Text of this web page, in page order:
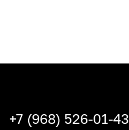
+7 (968) 526-01-43